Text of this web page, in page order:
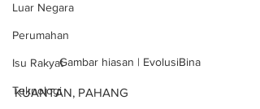
Luar Negara
Perumahan
Isu Rakyat
Teknologi
Gambar hiasan | EvolusiBina
KUANTAN, PAHANG